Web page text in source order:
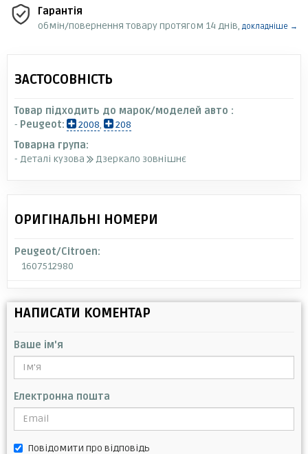
Гарантія
обмін/повернення товару протягом 14 днів, докладніше →
ЗАСТОСОВНІСТЬ
Товар підходить до марок/моделей авто :
- Peugeot: 2008,
208
Товарна група:
- Деталі кузова
Дзеркало зовнішнє
ОРИГІНАЛЬНІ НОМЕРИ
Peugeot/Citroen:
1607512980
НАПИСАТИ КОМЕНТАР
Ваше ім'я
Електронна пошта
Повідомити про відповідь